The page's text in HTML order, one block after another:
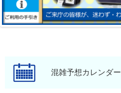
リアルタイム受付番号状況
メール通知登録
モバイルサイト混雑予想カレンダー